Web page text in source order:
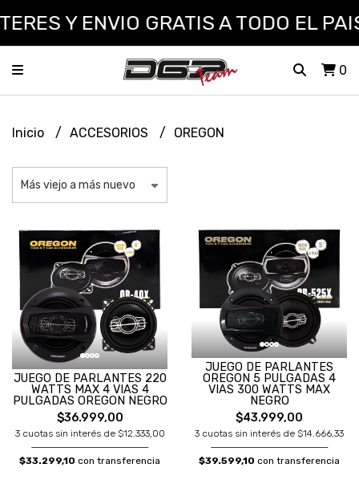
Y ENVIO GRATIS A TODO EL
0
Inicio ACCESORIOS OREGON
JUEGO DE PARLANTES 220
WATTS MAX 4 VIAS 4
PULGADAS OREGON NEGRO
$36.999,00
3 cuotas sin interés de $12.333,00
$33.299,10 con transferencia
JUEGO DE PARLANTES
OREGON 5 PULGADAS 4
VIAS 300 WATTS MAX
NEGRO
$43.999,00
3 cuotas sin interés de $14.666,33
$39.599,10 con transferencia